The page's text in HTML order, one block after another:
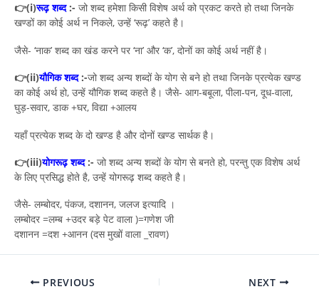
👉(i)रूढ़ शब्द:- जो शब्द हमेशा किसी विशेष अर्थ को प्रकट करते हो तथा जिनके
खण्डों का कोई अर्थ न निकले, उन्हें ‘रूढ़’ कहते है।
जैसे- ‘नाक’ शब्द का खंड करने पर ‘ना’ और ‘क’, दोनों का कोई अर्थ नहीं है।
👉(ii)यौगिक शब्द:-जो शब्द अन्य शब्दों के योग से बने हो तथा जिनके प्रत्येक खण्ड
का कोई अर्थ हो, उन्हें यौगिक शब्द कहते है। जैसे- आग-बबूला, पीला-पन, दूध-वाला,
घुड़-सवार, डाक +घर, विद्या +आलय
यहाँ प्रत्येक शब्द के दो खण्ड है और दोनों खण्ड सार्थक है।
👉(iii)योगरूढ़ शब्द:- जो शब्द अन्य शब्दों के योग से बनते हो, परन्तु एक विशेष अर्थ
के लिए प्रसिद्ध होते है, उन्हें योगरूढ़ शब्द कहते है।
जैसे- लम्बोदर, पंकज, दशानन, जलज इत्यादि ।
लम्बोदर =लम्ब +उदर बड़े पेट वाला )=गणेश जी
दशानन =दश +आनन (दस मुखों वाला _रावण)
PREVIOUS NEXT